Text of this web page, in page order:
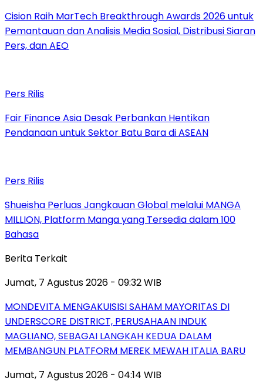
Cision Raih MarTech Breakthrough Awards 2026 untuk
Pemantauan dan Analisis Media Sosial, Distribusi Siaran
Pers, dan AEO
Pers Rilis
Fair Finance Asia Desak Perbankan Hentikan
Pendanaan untuk Sektor Batu Bara di ASEAN
Pers Rilis
Shueisha Perluas Jangkauan Global melalui MANGA
MILLION, Platform Manga yang Tersedia dalam 100
Bahasa
Berita Terkait
Jumat, 7 Agustus 2026 - 09:32 WIB
MONDEVITA MENGAKUISISI SAHAM MAYORITAS DI
UNDERSCORE DISTRICT, PERUSAHAAN INDUK
MAGLIANO, SEBAGAI LANGKAH KEDUA DALAM
MEMBANGUN PLATFORM MEREK MEWAH ITALIA BARU
Jumat, 7 Agustus 2026 - 04:14 WIB